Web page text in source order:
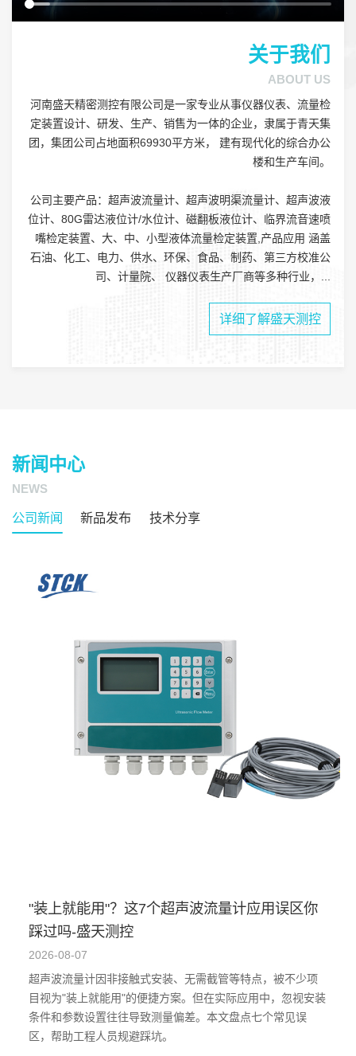
关于我们
ABOUT US
河南盛天精密测控有限公司是一家专业从事仪器仪表、流量检
定装置设计、研发、生产、销售为一体的企业，隶属于青天集
团，集团公司占地面积69930平方米， 建有现代化的综合办公
楼和生产车间。
公司主要产品：超声波流量计、超声波明渠流量计、超声波液
位计、80G雷达液位计/水位计、磁翻板液位计、临界流音速喷
嘴检定装置、大、中、小型液体流量检定装置,产品应用 涵盖
石油、化工、电力、供水、环保、食品、制药、第三方校准公
司、计量院、 仪器仪表生产厂商等多种行业，...
详细了解盛天测控
新闻中心
NEWS
公司新闻 新品发布 技术分享
"装上就能用"？这7个超声波流量计应用误区你
踩过吗-盛天测控
2026-08-07
超声波流量计因非接触式安装、无需截管等特点，被不少项
目视为"装上就能用"的便捷方案。但在实际应用中，忽视安装
条件和参数设置往往导致测量偏差。本文盘点七个常见误
区，帮助工程人员规避踩坑。